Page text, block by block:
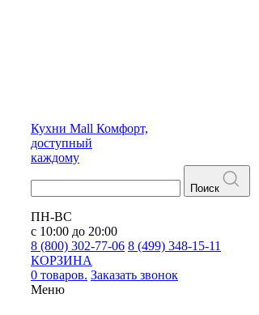
Кухни Mall Комфорт,
доступный
каждому
Поиск
ПН-ВС
с 10:00 до 20:00
8 (800) 302-77-06 8 (499) 348-15-11
КОРЗИНА
0 товаров. Заказать звонок
Меню